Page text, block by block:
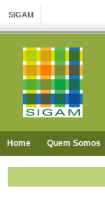
Home Quem Somos